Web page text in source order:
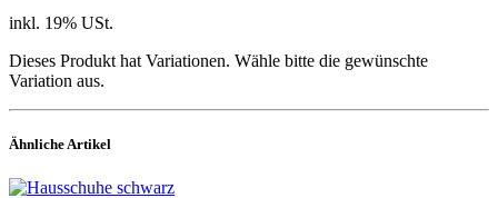
inkl. 19% USt.
Dieses Produkt hat Variationen. Wähle bitte die gewünschte
Variation aus.
Ähnliche Artikel